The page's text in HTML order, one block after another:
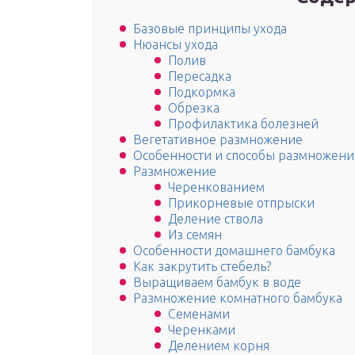
Базовые принципы ухода
Нюансы ухода
Полив
Пересадка
Подкормка
Обрезка
Профилактика болезней
Вегетативное размножение
Особенности и способы
Размножение
Черенкованием
Прикорневые отпрыски
Деление ствола
Из семян
Особенности домашнего бамбука
Как закрутить стебель?
Выращиваем бамбук в воде
Размножение комнатного бамбука
Семенами
Черенками
Делением корня